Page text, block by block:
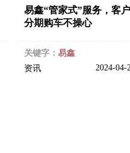
易鑫“管家式”服务，客户
分期购车不操心
关键字： 易鑫
资讯
2024-